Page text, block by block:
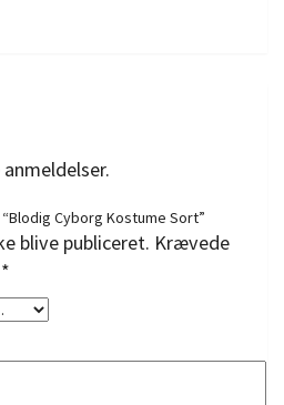
Cyborg Kostume Sort”
blive publiceret. Krævede
*